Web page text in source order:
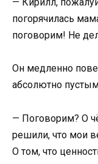
погорячилась
поговорим! Не
Он медленно
абсолютно
— Поговорим? О
решили, что мои
О том, что